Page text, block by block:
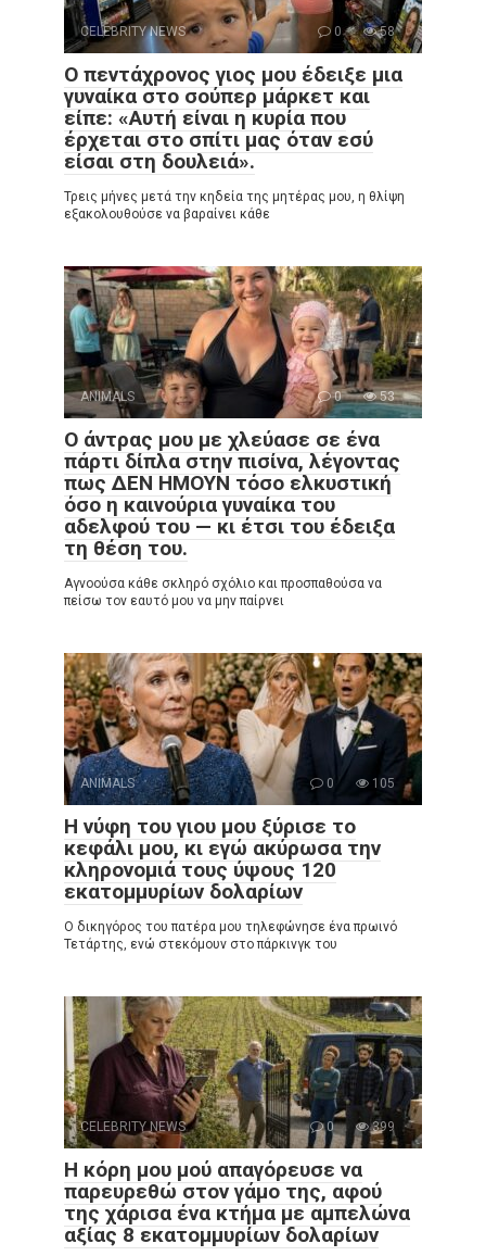
CELEBRITY NEWS 0 58
Ο πεντάχρονος γιος μου έδειξε μια
γυναίκα στο σούπερ μάρκετ και
είπε: «Αυτή είναι η κυρία που
έρχεται στο σπίτι μας όταν εσύ
είσαι στη δουλειά».
Τρεις μήνες μετά την κηδεία της μητέρας μου, η θλίψη
εξακολουθούσε να βαραίνει κάθε
ANIMALS 0 53
Ο άντρας μου με χλεύασε σε ένα
πάρτι δίπλα στην πισίνα, λέγοντας
πως ΔΕΝ ΗΜΟΥΝ τόσο ελκυστική
όσο η καινούρια γυναίκα του
αδελφού του — κι έτσι του έδειξα
τη θέση του.
Αγνοούσα κάθε σκληρό σχόλιο και προσπαθούσα να
πείσω τον εαυτό μου να μην παίρνει
ANIMALS 0 105
Η νύφη του γιου μου ξύρισε το
κεφάλι μου, κι εγώ ακύρωσα την
κληρονομιά τους ύψους 120
εκατομμυρίων δολαρίων
Ο δικηγόρος του πατέρα μου τηλεφώνησε ένα πρωινό
Τετάρτης, ενώ στεκόμουν στο πάρκινγκ του
CELEBRITY NEWS 0 399
Η κόρη μου μού απαγόρευσε να
παρευρεθώ στον γάμο της, αφού
της χάρισα ένα κτήμα με αμπελώνα
αξίας 8 εκατομμυρίων δολαρίων